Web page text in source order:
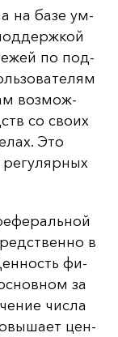
на ба­зе ум­
по под­
воз­мож­
со сво­их
Это
в
фи­
за
чис­ла
цен­